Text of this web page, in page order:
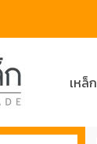
เหล็ก